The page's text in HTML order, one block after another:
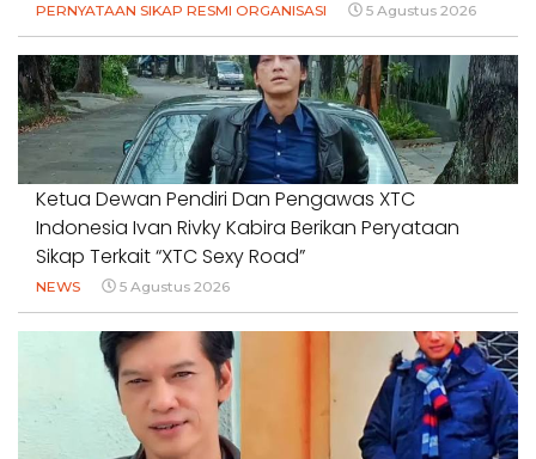
PERNYATAAN SIKAP RESMI ORGANISASI 5 Agustus 2026
Ketua Dewan Pendiri Dan Pengawas XTC
Indonesia Ivan Rivky Kabira Berikan Peryataan
Sikap Terkait “XTC Sexy Road”
NEWS 5 Agustus 2026